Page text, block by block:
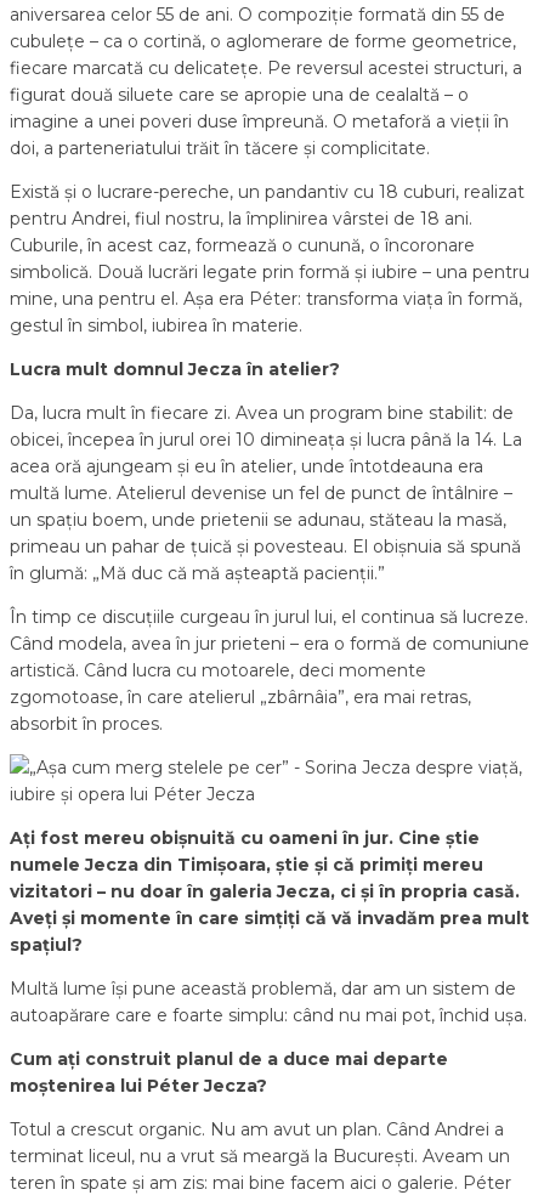
aniversarea celor 55 de ani. O compoziție formată din 55 de
cubulețe – ca o cortină, o aglomerare de forme geometrice,
fiecare marcată cu delicatețe. Pe reversul acestei structuri, a
figurat două siluete care se apropie una de cealaltă – o
imagine a unei poveri duse împreună. O metaforă a vieții în
doi, a parteneriatului trăit în tăcere și complicitate.
Există și o lucrare-pereche, un pandantiv cu 18 cuburi, realizat
pentru Andrei, fiul nostru, la împlinirea vârstei de 18 ani.
Cuburile, în acest caz, formează o cunună, o încoronare
simbolică. Două lucrări legate prin formă și iubire – una pentru
mine, una pentru el. Așa era Péter: transforma viața în formă,
gestul în simbol, iubirea în materie.
Lucra mult domnul Jecza în atelier?
Da, lucra mult în fiecare zi. Avea un program bine stabilit: de
obicei, începea în jurul orei 10 dimineața și lucra până la 14. La
acea oră ajungeam și eu în atelier, unde întotdeauna era
multă lume. Atelierul devenise un fel de punct de întâlnire –
un spațiu boem, unde prietenii se adunau, stăteau la masă,
primeau un pahar de țuică și povesteau. El obișnuia să spună
în glumă: „Mă duc că mă așteaptă pacienții.”
În timp ce discuțiile curgeau în jurul lui, el continua să lucreze.
Când modela, avea în jur prieteni – era o formă de comuniune
artistică. Când lucra cu motoarele, deci momente
zgomotoase, în care atelierul „zbârnâia”, era mai retras,
absorbit în proces.
Ați fost mereu obișnuită cu oameni în jur. Cine știe
numele Jecza din Timișoara, știe și că primiți mereu
vizitatori – nu doar în galeria Jecza, ci și în propria casă.
Aveți și momente în care simțiți că vă invadăm prea mult
spațiul?
Multă lume își pune această problemă, dar am un sistem de
autoapărare care e foarte simplu: când nu mai pot, închid ușa.
Cum ați construit planul de a duce mai departe
moștenirea lui Péter Jecza?
Totul a crescut organic. Nu am avut un plan. Când Andrei a
terminat liceul, nu a vrut să meargă la București. Aveam un
teren în spate și am zis: mai bine facem aici o galerie. Péter